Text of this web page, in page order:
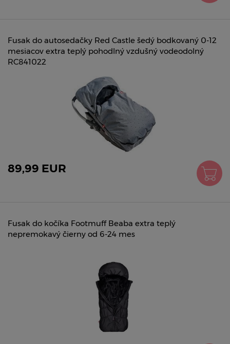
Fusak do autosedačky Red Castle šedý bodkovaný 0-12
mesiacov extra teplý pohodlný vzdušný vodeodolný
RC841022
89,99 EUR
Fusak do kočíka Footmuff Beaba extra teplý
nepremokavý čierny od 6-24 mes